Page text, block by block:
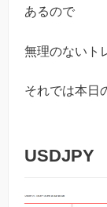
あるので
無理のないト
それでは本日
USDJPY